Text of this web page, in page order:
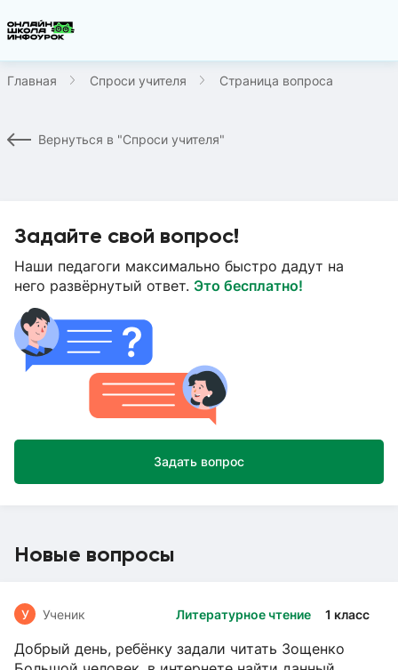
Главная Спроси учителя Страница вопроса
Вернуться в "Спроси учителя"
Задайте свой вопрос!
Наши педагоги максимально быстро дадут на
него развёрнутый ответ. Это бесплатно!
Задать вопрос
Новые вопросы
Литературное чтение 1 класс
У Ученик
Добрый день, ребёнку задали читать Зощенко